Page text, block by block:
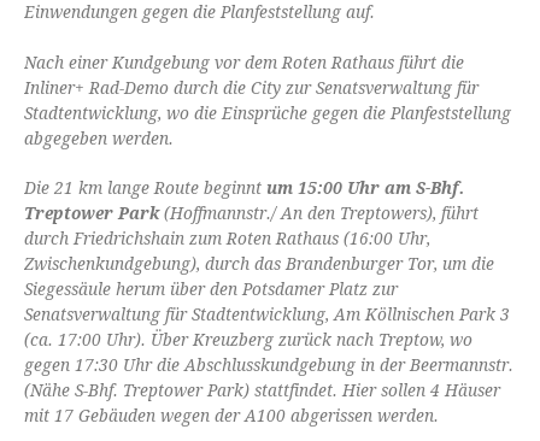
Einwendungen gegen die Planfeststellung auf.
Nach einer Kundgebung vor dem Roten Rathaus führt die
Inliner+ Rad-Demo durch die City zur Senatsverwaltung für
Stadtentwicklung, wo die Einsprüche gegen die Planfeststellung
abgegeben werden.
Die 21 km lange Route beginnt um 15:00 Uhr am S-Bhf.
Treptower Park(Hoffmannstr./ An den Treptowers), führt
durch Friedrichshain zum Roten Rathaus (16:00 Uhr,
Zwischenkundgebung), durch das Brandenburger Tor, um die
Siegessäule herum über den Potsdamer Platz zur
Senatsverwaltung für Stadtentwicklung, Am Köllnischen Park 3
(ca. 17:00 Uhr). Über Kreuzberg zurück nach Treptow, wo
gegen 17:30 Uhr die Abschlusskundgebung in der Beermannstr.
(Nähe S-Bhf. Treptower Park) stattfindet. Hier sollen 4 Häuser
mit 17 Gebäuden wegen der A100 abgerissen werden.